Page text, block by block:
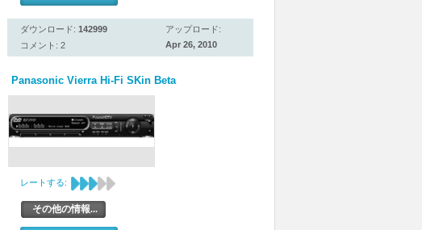
ダウンロード: 142999
コメント: 2
アップロード:
Apr 26, 2010
Panasonic Vierra Hi-Fi SKin Beta
レートする:
その他の情報...